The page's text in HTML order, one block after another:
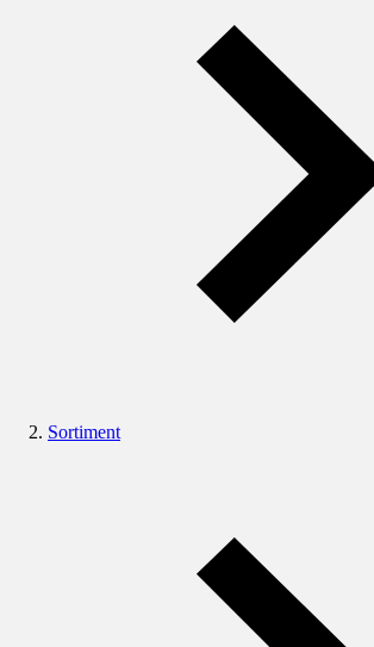
Sortiment